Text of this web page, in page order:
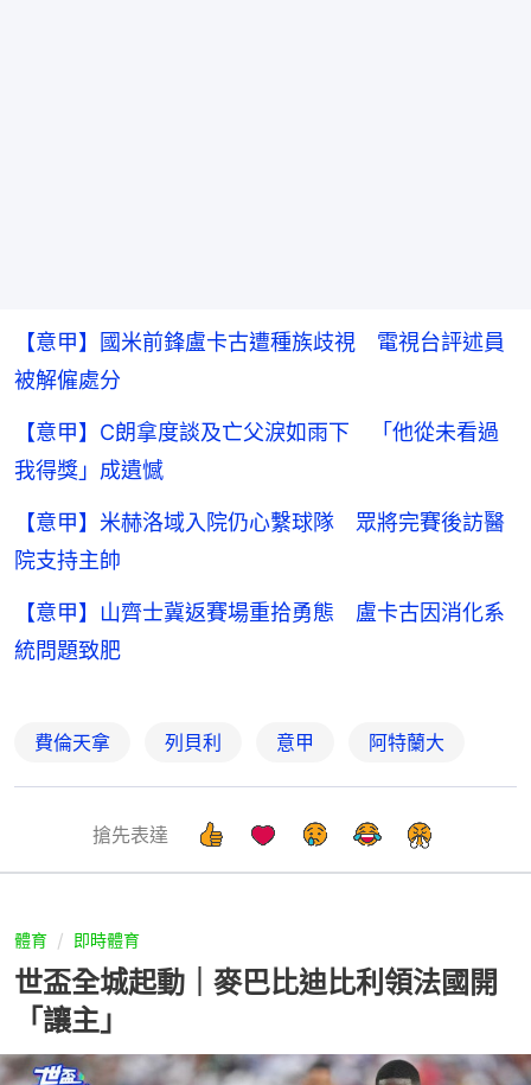
【意甲】國米前鋒盧卡古遭種族歧視 電視台評述員
被解僱處分
【意甲】C朗拿度談及亡父淚如雨下 「他從未看過
我得獎」成遺憾
【意甲】米赫洛域入院仍心繫球隊 眾將完賽後訪醫
院支持主帥
【意甲】山齊士冀返賽場重拾勇態 盧卡古因消化系
統問題致肥
費倫天拿 列貝利 意甲 阿特蘭大
搶先表達
體育 即時體育
世盃全城起動｜麥巴比迪比利領法國開
「讓主」